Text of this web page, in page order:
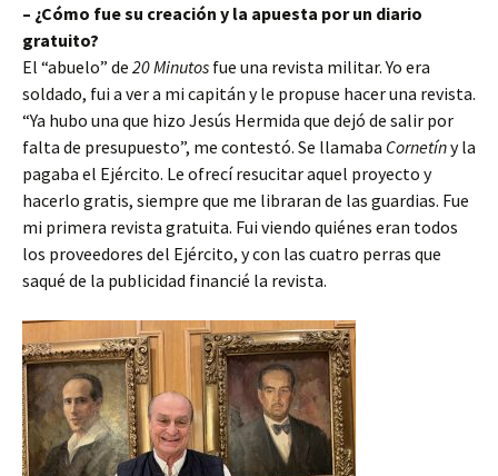
– ¿Cómo fue su creación y la apuesta por un diario
gratuito?
El “abuelo” de 20 Minutos fue una revista militar. Yo era
soldado, fui a ver a mi capitán y le propuse hacer una revista.
“Ya hubo una que hizo Jesús Hermida que dejó de salir por
falta de presupuesto”, me contestó. Se llamaba Cornetíny la
pagaba el Ejército. Le ofrecí resucitar aquel proyecto y
hacerlo gratis, siempre que me libraran de las guardias. Fue
mi primera revista gratuita. Fui viendo quiénes eran todos
los proveedores del Ejército, y con las cuatro perras que
saqué de la publicidad financié la revista.